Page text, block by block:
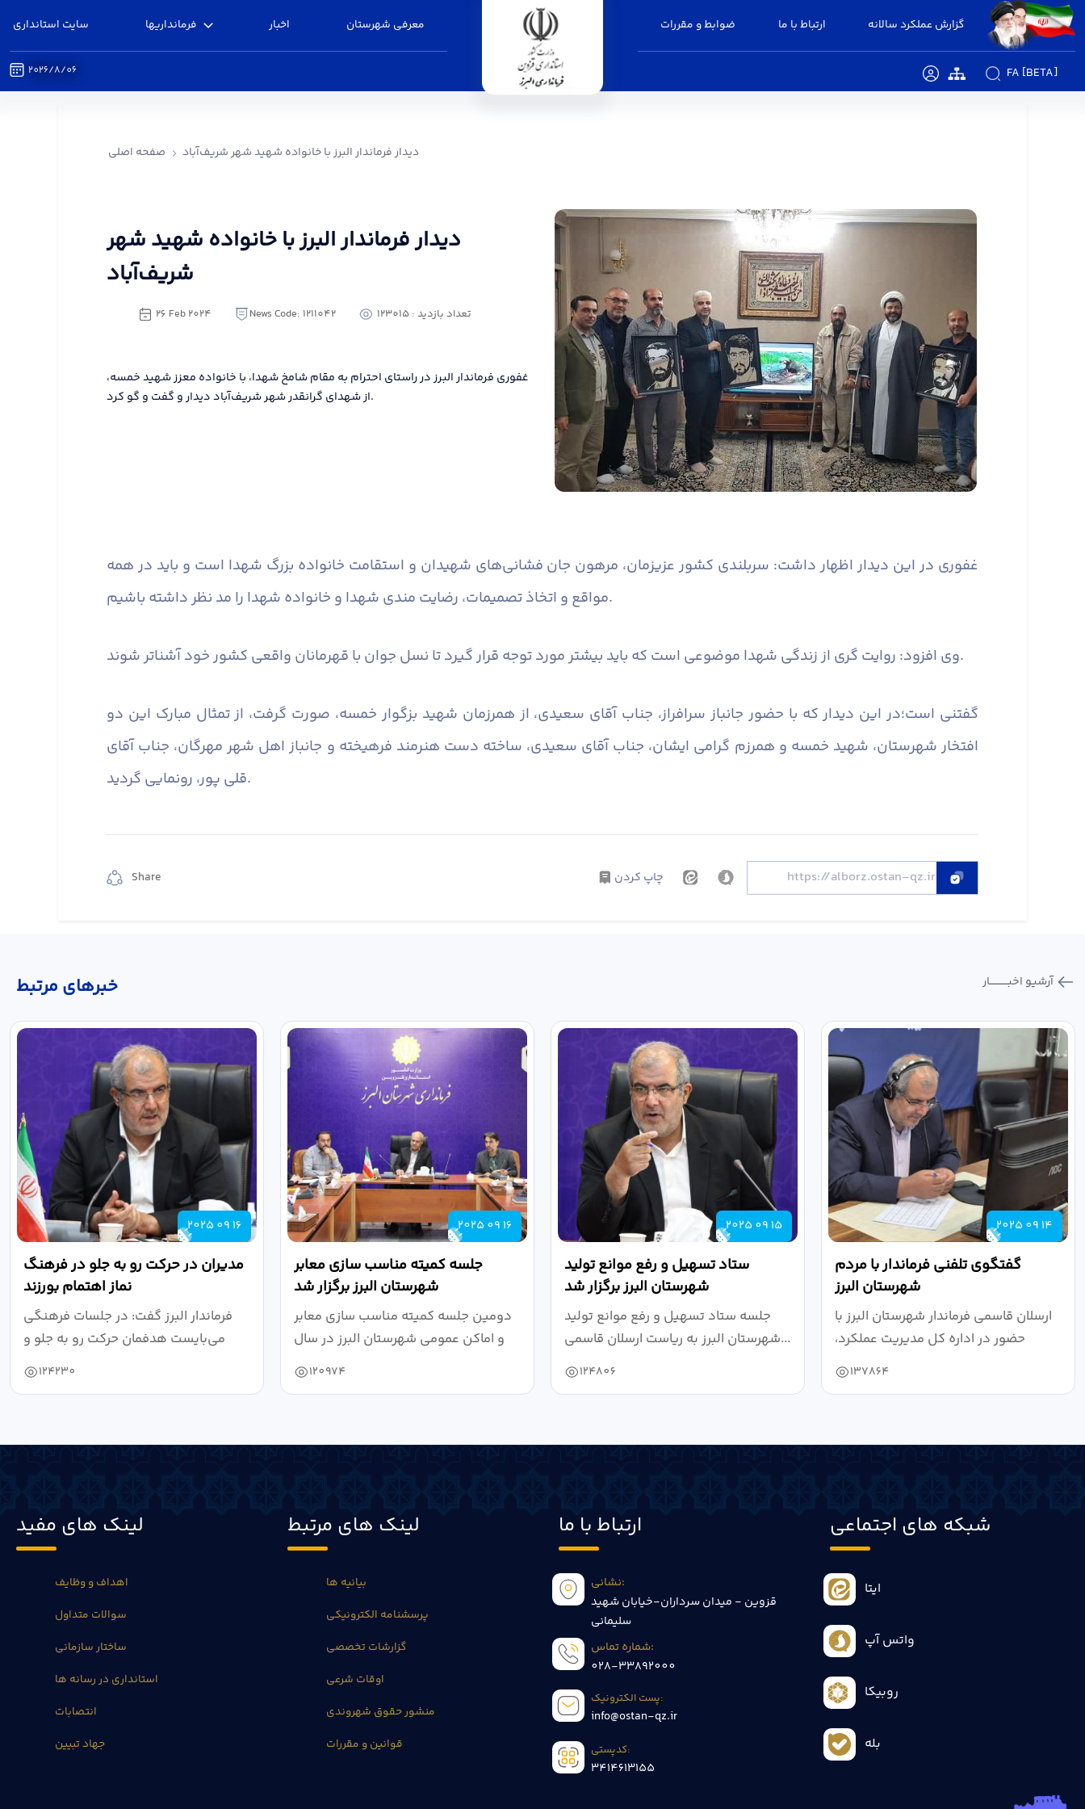
سایت استانداری فرمانداریها اخبار معرفی شهرستان ضوابط و مقررات ارتباط با ما گزارش عملکرد سالانه
FA [BETA]
2026/8/06
صفحه اصلی دیدار فرماندار البرز با خانواده شهید شهر شریف‌آباد
دیدار فرماندار البرز با خانواده شهید شهر
شریف‌آباد
26 Feb 2024 News Code: 1211042 تعداد بازدید : 123015
غفوری فرماندار البرز در راستای احترام به مقام شامخ شهدا، با خانواده معزز شهید خمسه،
از شهدای گرانقدر شهر شریف‌آباد دیدار و گفت و گو کرد.
غفوری در این دیدار اظهار داشت: سربلندی کشور عزیزمان، مرهون جان فشانی‌های شهیدان و استقامت خانواده بزرگ شهدا است و باید در همه
مواقع و اتخاذ تصمیمات، رضایت مندی شهدا و خانواده شهدا را مد نظر داشته باشیم.
وی افزود: روایت گری از زندگی شهدا موضوعی است که باید بیشتر مورد توجه قرار گیرد تا نسل جوان با قهرمانان واقعی کشور خود آشناتر شوند. ​​​​​​​
گفتنی است؛در این دیدار که با حضور جانباز سرافراز، جناب آقای سعیدی، از همرزمان شهید بزگوار خمسه، صورت گرفت، از تمثال مبارک این دو
افتخار شهرستان، شهید خمسه و همرزم گرامی‌ ایشان، جناب آقای سعیدی، ساخته دست هنرمند فرهیخته و جانباز اهل شهر مهرگان، جناب آقای
قلی پور، رونمایی گردید.
Share چاپ کردن
خبر‌های مرتبط آرشیو اخبـــــــــــار
2025 09 16
مدیران در حرکت رو به جلو در فرهنگ
نماز اهتمام بورزند
فرماندار البرز گفت: در جلسات فرهنگی
می‌بایست هدفمان حرکت رو به جلو و
124230
2025 09 16
جلسه کمیته مناسب سازی معابر
شهرستان البرز برگزار شد
دومین جلسه کمیته مناسب سازی معابر
و اماکن عمومی شهرستان البرز در سال
120974
2025 09 15
ستاد تسهیل و رفع موانع تولید
شهرستان البرز برگزار شد
جلسه ستاد تسهیل و رفع موانع تولید
شهرستان البرز به ریاست ارسلان قاسمی...
124806
2025 09 14
گفتگوی تلفنی فرماندار با مردم
شهرستان البرز
ارسلان قاسمی فرماندار شهرستان البرز با
حضور در اداره کل مدیریت عملکرد،
137864
لینک های مفید
اهداف و وظایف
سوالات متداول
ساختار سازمانی
استانداری در رسانه ها
انتصابات
جهاد تبیین
لینک های مرتبط
بیانیه ها
پرسشنامه الکترونیکی
گزارشات تخصصی
اوقات شرعی
منشور حقوق شهروندی
قوانین و مقررات
ارتباط با ما
نشانی:
قزوین - میدان سرداران-خیابان شهید
سلیمانی
شماره تماس:
028-33892000
پست الکترونیک:
info@ostan-qz.ir
کدپستی:
3414613155
شبکه های اجتماعی
ایتا
واتس آپ
روبیکا
بله